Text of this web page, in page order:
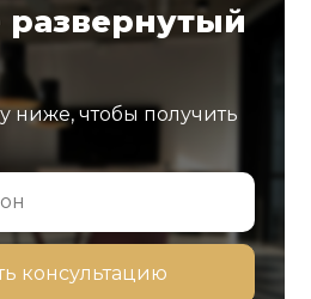
развернутый
ниже, чтобы получить